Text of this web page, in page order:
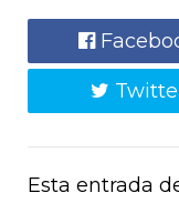
Esta entrada